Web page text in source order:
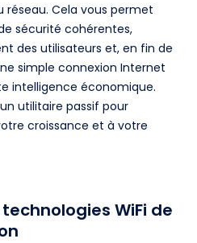
Cela vous permet
sécurité cohérentes,
des utilisateurs et, en fin de
simple connexion Internet
intelligence économique.
utilitaire passif pour
croissance et à votre
WiFi de